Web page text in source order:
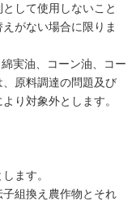
して使用しないこと
がない場合に限りま
実油、コーン油、コー
原料調達の問題及び
り対象外とします。
ます。
組換え農作物とそれ